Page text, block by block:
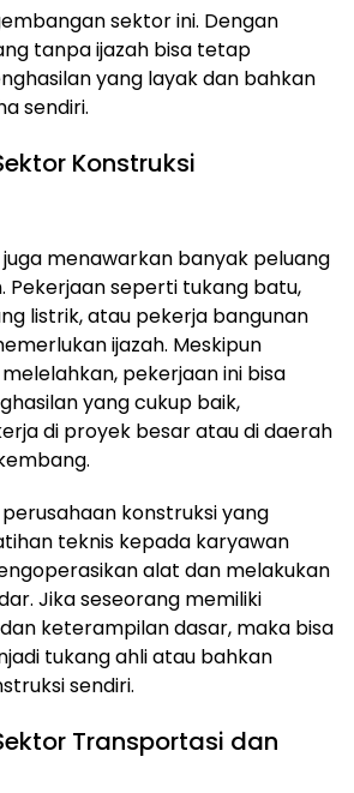
sektor ini. Dengan
tanpa ijazah bisa tetap
yang layak dan bahkan
sendiri.
Konstruksi
menawarkan banyak peluang
Pekerjaan seperti tukang batu,
listrik, atau pekerja bangunan
ijazah. Meskipun
pekerjaan ini bisa
yang cukup baik,
di proyek besar atau di daerah
konstruksi yang
teknis kepada karyawan
alat dan melakukan
Jika seseorang memiliki
keterampilan dasar, maka bisa
tukang ahli atau bahkan
sendiri.
Transportasi dan